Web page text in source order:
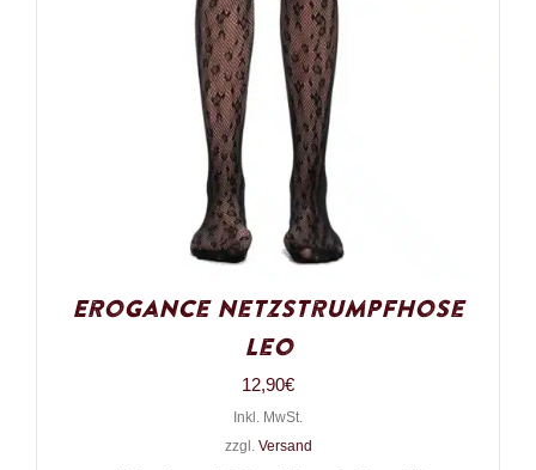
Erogance Netzstrumpfhose
Leo
12,90€
Inkl. MwSt.
zzgl. Versand